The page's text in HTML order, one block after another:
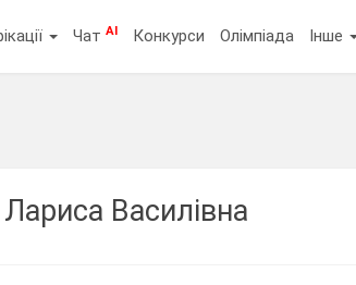
ЧатAI Конкурси Олімпіада Інше
Василівна